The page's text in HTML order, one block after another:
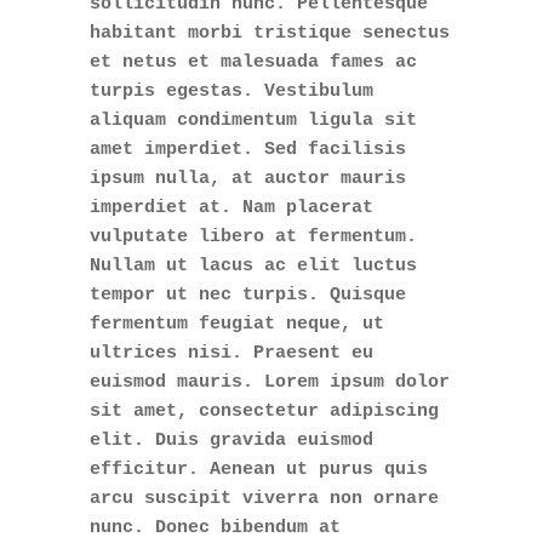
sollicitudin nunc. Pellentesque
habitant morbi tristique senectus
et netus et malesuada fames ac
turpis egestas. Vestibulum
aliquam condimentum ligula sit
amet imperdiet. Sed facilisis
ipsum nulla, at auctor mauris
imperdiet at. Nam placerat
vulputate libero at fermentum.
Nullam ut lacus ac elit luctus
tempor ut nec turpis. Quisque
fermentum feugiat neque, ut
ultrices nisi. Praesent eu
euismod mauris. Lorem ipsum dolor
sit amet, consectetur adipiscing
elit. Duis gravida euismod
efficitur. Aenean ut purus quis
arcu suscipit viverra non ornare
nunc. Donec bibendum at